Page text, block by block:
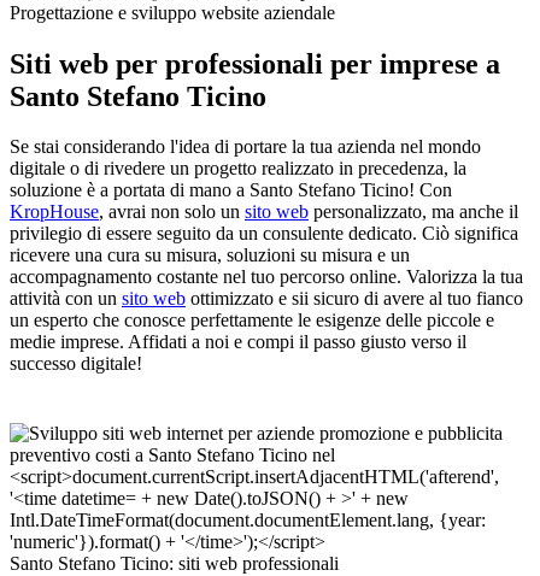
Progettazione e sviluppo website aziendale
Siti web per professionali per imprese a
Santo Stefano Ticino
Se stai considerando l'idea di portare la tua azienda nel mondo
digitale o di rivedere un progetto realizzato in precedenza, la
soluzione è a portata di mano a Santo Stefano Ticino! Con
KropHouse, avrai non solo un sito web personalizzato, ma anche il
privilegio di essere seguito da un consulente dedicato. Ciò significa
ricevere una cura su misura, soluzioni su misura e un
accompagnamento costante nel tuo percorso online. Valorizza la tua
attività con un sito web ottimizzato e sii sicuro di avere al tuo fianco
un esperto che conosce perfettamente le esigenze delle piccole e
medie imprese. Affidati a noi e compi il passo giusto verso il
successo digitale!
Santo Stefano Ticino: siti web professionali